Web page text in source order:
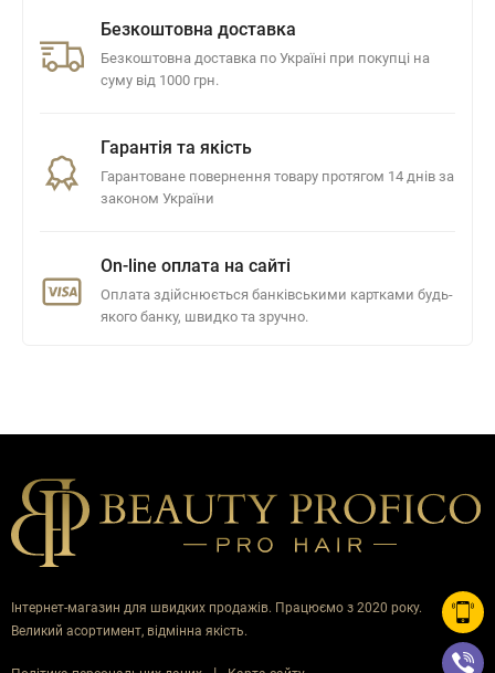
Безкоштовна доставка
Безкоштовна доставка по Україні при покупці на
суму від 1000 грн.
Гарантія та якість
Гарантоване повернення товару протягом 14 днів за
законом України
On-line оплата на сайті
Оплата здійснюється банківськими картками будь-
якого банку, швидко та зручно.
Інтернет-магазин для швидких продажів. Працюємо з 2020 року.
Великий асортимент, відмінна якість.